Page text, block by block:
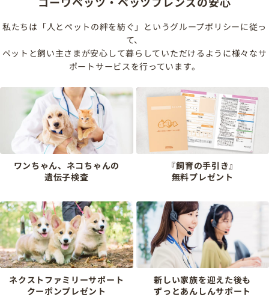
私たちは「人とペットの絆を紡ぐ」というグループポリシーに従っ
て、
ペットと飼い主さまが安心して暮らしていただけるように様々なサ
ポートサービスを行っています。
ワンちゃん、ネコちゃんの
遺伝子検査
『飼育の手引き』
無料プレゼント
ネクストファミリーサポート
クーポンプレゼント
新しい家族を迎えた後も
ずっとあんしんサポート